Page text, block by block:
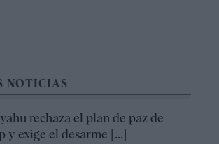
NOTICIAS
rechaza el plan de paz de
y exige el desarme [...]